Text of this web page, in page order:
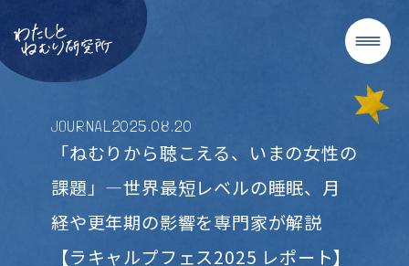
JOURNAL2025.08.20
「ねむりから聴こえる、いまの女性の
課題」―世界最短レベルの睡眠、月
経や更年期の影響を専門家が解説
【ラキャルプフェス2025 レポート】